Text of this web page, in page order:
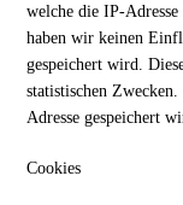
welche die IP-
haben wir keinen
gespeichert wird.
statistischen
Adresse gespeichert
Cookies